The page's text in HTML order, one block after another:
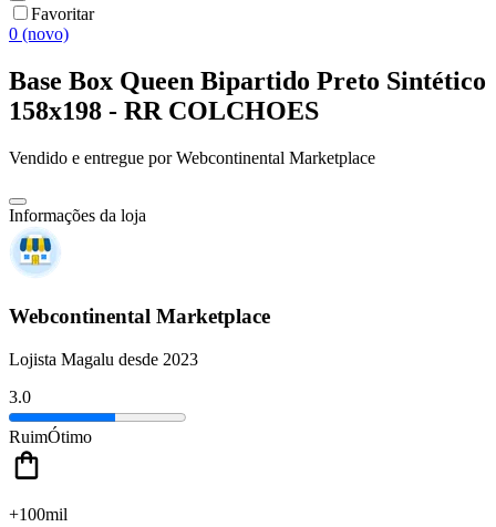
Favoritar
0 (novo)
Base Box Queen Bipartido Preto Sintético
158x198 - RR COLCHOES
Vendido e entregue por Webcontinental Marketplace
Informações da loja
Webcontinental Marketplace
Lojista Magalu desde 2023
3.0
RuimÓtimo
+100mil